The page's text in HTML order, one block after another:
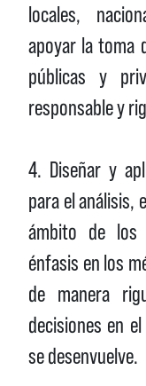
locales,
apoyar la toma
públicas y
responsable y
4. Diseñar y
para el análisis,
ámbito de los
énfasis en los
de manera
decisiones en
se desenvuelve.